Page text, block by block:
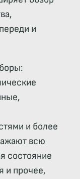
и
и более
всю
состояние
и прочее,